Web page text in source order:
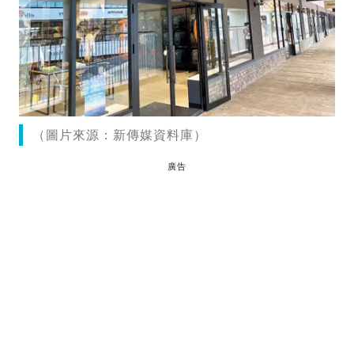
（圖片來源：新傳媒資料庫）
廣告